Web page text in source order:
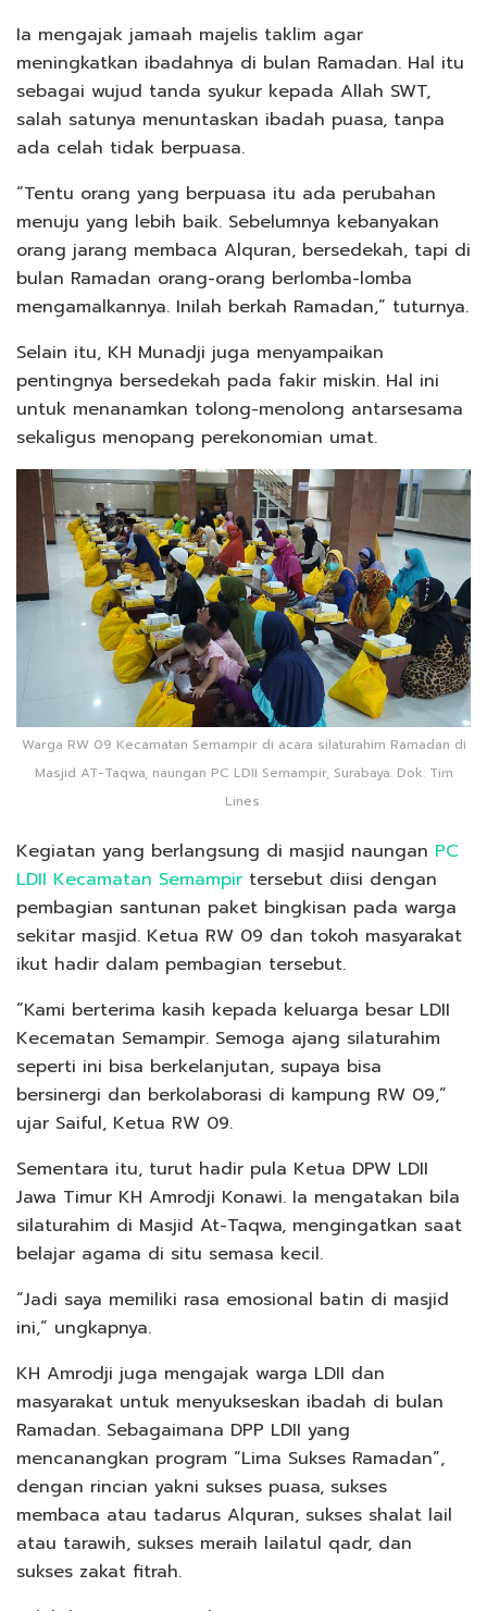
Ia mengajak jamaah majelis taklim agar
meningkatkan ibadahnya di bulan Ramadan. Hal itu
sebagai wujud tanda syukur kepada Allah SWT,
salah satunya menuntaskan ibadah puasa, tanpa
ada celah tidak berpuasa.
“Tentu orang yang berpuasa itu ada perubahan
menuju yang lebih baik. Sebelumnya kebanyakan
orang jarang membaca Alquran, bersedekah, tapi di
bulan Ramadan orang-orang berlomba-lomba
mengamalkannya. Inilah berkah Ramadan,” tuturnya.
Selain itu, KH Munadji juga menyampaikan
pentingnya bersedekah pada fakir miskin. Hal ini
untuk menanamkan tolong-menolong antarsesama
sekaligus menopang perekonomian umat.
Warga RW 09 Kecamatan Semampir di acara silaturahim Ramadan di
Masjid AT-Taqwa, naungan PC LDII Semampir, Surabaya. Dok: Tim
Lines.
Kegiatan yang berlangsung di masjid naungan PC
LDII Kecamatan Semampir tersebut diisi dengan
pembagian santunan paket bingkisan pada warga
sekitar masjid. Ketua RW 09 dan tokoh masyarakat
ikut hadir dalam pembagian tersebut.
“Kami berterima kasih kepada keluarga besar LDII
Kecematan Semampir. Semoga ajang silaturahim
seperti ini bisa berkelanjutan, supaya bisa
bersinergi dan berkolaborasi di kampung RW 09,”
ujar Saiful, Ketua RW 09.
Sementara itu, turut hadir pula Ketua DPW LDII
Jawa Timur KH Amrodji Konawi. Ia mengatakan bila
silaturahim di Masjid At-Taqwa, mengingatkan saat
belajar agama di situ semasa kecil.
“Jadi saya memiliki rasa emosional batin di masjid
ini,” ungkapnya.
KH Amrodji juga mengajak warga LDII dan
masyarakat untuk menyukseskan ibadah di bulan
Ramadan. Sebagaimana DPP LDII yang
mencanangkan program “Lima Sukses Ramadan”,
dengan rincian yakni sukses puasa, sukses
membaca atau tadarus Alquran, sukses shalat lail
atau tarawih, sukses meraih lailatul qadr, dan
sukses zakat fitrah.